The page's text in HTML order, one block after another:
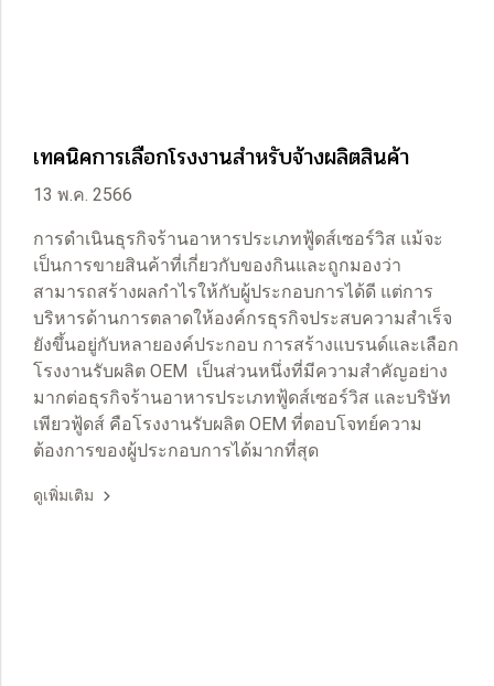
เทคนิคการเลือกโรงงานสำหรับจ้างผลิตสินค้า
13 พ.ค. 2566
การดำเนินธุรกิจร้านอาหารประเภทฟู้ดส์เซอร์วิส แม้จะ
เป็นการขายสินค้าที่เกี่ยวกับของกินและถูกมองว่า
สามารถสร้างผลกำไรให้กับผู้ประกอบการได้ดี แต่การ
บริหารด้านการตลาดให้องค์กรธุรกิจประสบความสำเร็จ
ยังขึ้นอยู่กับหลายองค์ประกอบ การสร้างแบรนด์และเลือก
โรงงานรับผลิต OEM เป็นส่วนหนึ่งที่มีความสำคัญอย่าง
มากต่อธุรกิจร้านอาหารประเภทฟู้ดส์เซอร์วิส และบริษัท
เพียวฟู้ดส์ คือโรงงานรับผลิต OEM ที่ตอบโจทย์ความ
ต้องการของผู้ประกอบการได้มากที่สุด
ดูเพิ่มเติม